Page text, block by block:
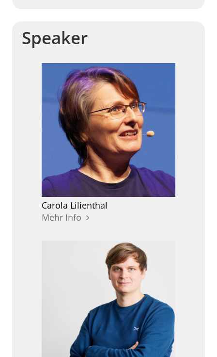
Speaker
Carola Lilienthal
Mehr Info